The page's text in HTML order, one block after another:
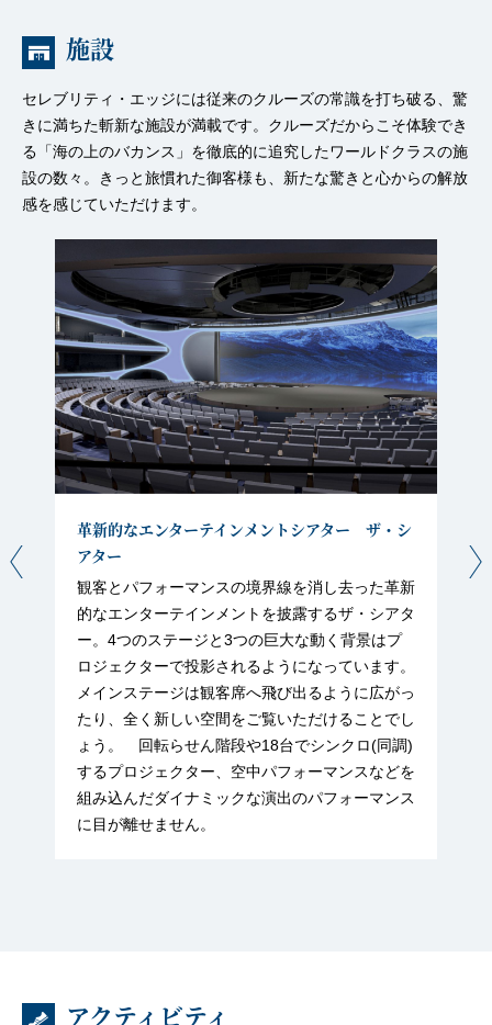
施設
セレブリティ・エッジには従来のクルーズの常識を打ち破る、驚
きに満ちた斬新な施設が満載です。クルーズだからこそ体験でき
る「海の上のバカンス」を徹底的に追究したワールドクラスの施
設の数々。きっと旅慣れた御客様も、新たな驚きと心からの解放
感を感じていただけます。
革新的なエンターテインメントシアター ザ・シ
アター
観客とパフォーマンスの境界線を消し去った革新
的なエンターテインメントを披露するザ・シアタ
ー。4つのステージと3つの巨大な動く背景はプ
ロジェクターで投影されるようになっています。
メインステージは観客席へ飛び出るように広がっ
たり、全く新しい空間をご覧いただけることでし
ょう。 回転らせん階段や18台でシンクロ(同調)
するプロジェクター、空中パフォーマンスなどを
組み込んだダイナミックな演出のパフォーマンス
に目が離せません。
アクティビティ